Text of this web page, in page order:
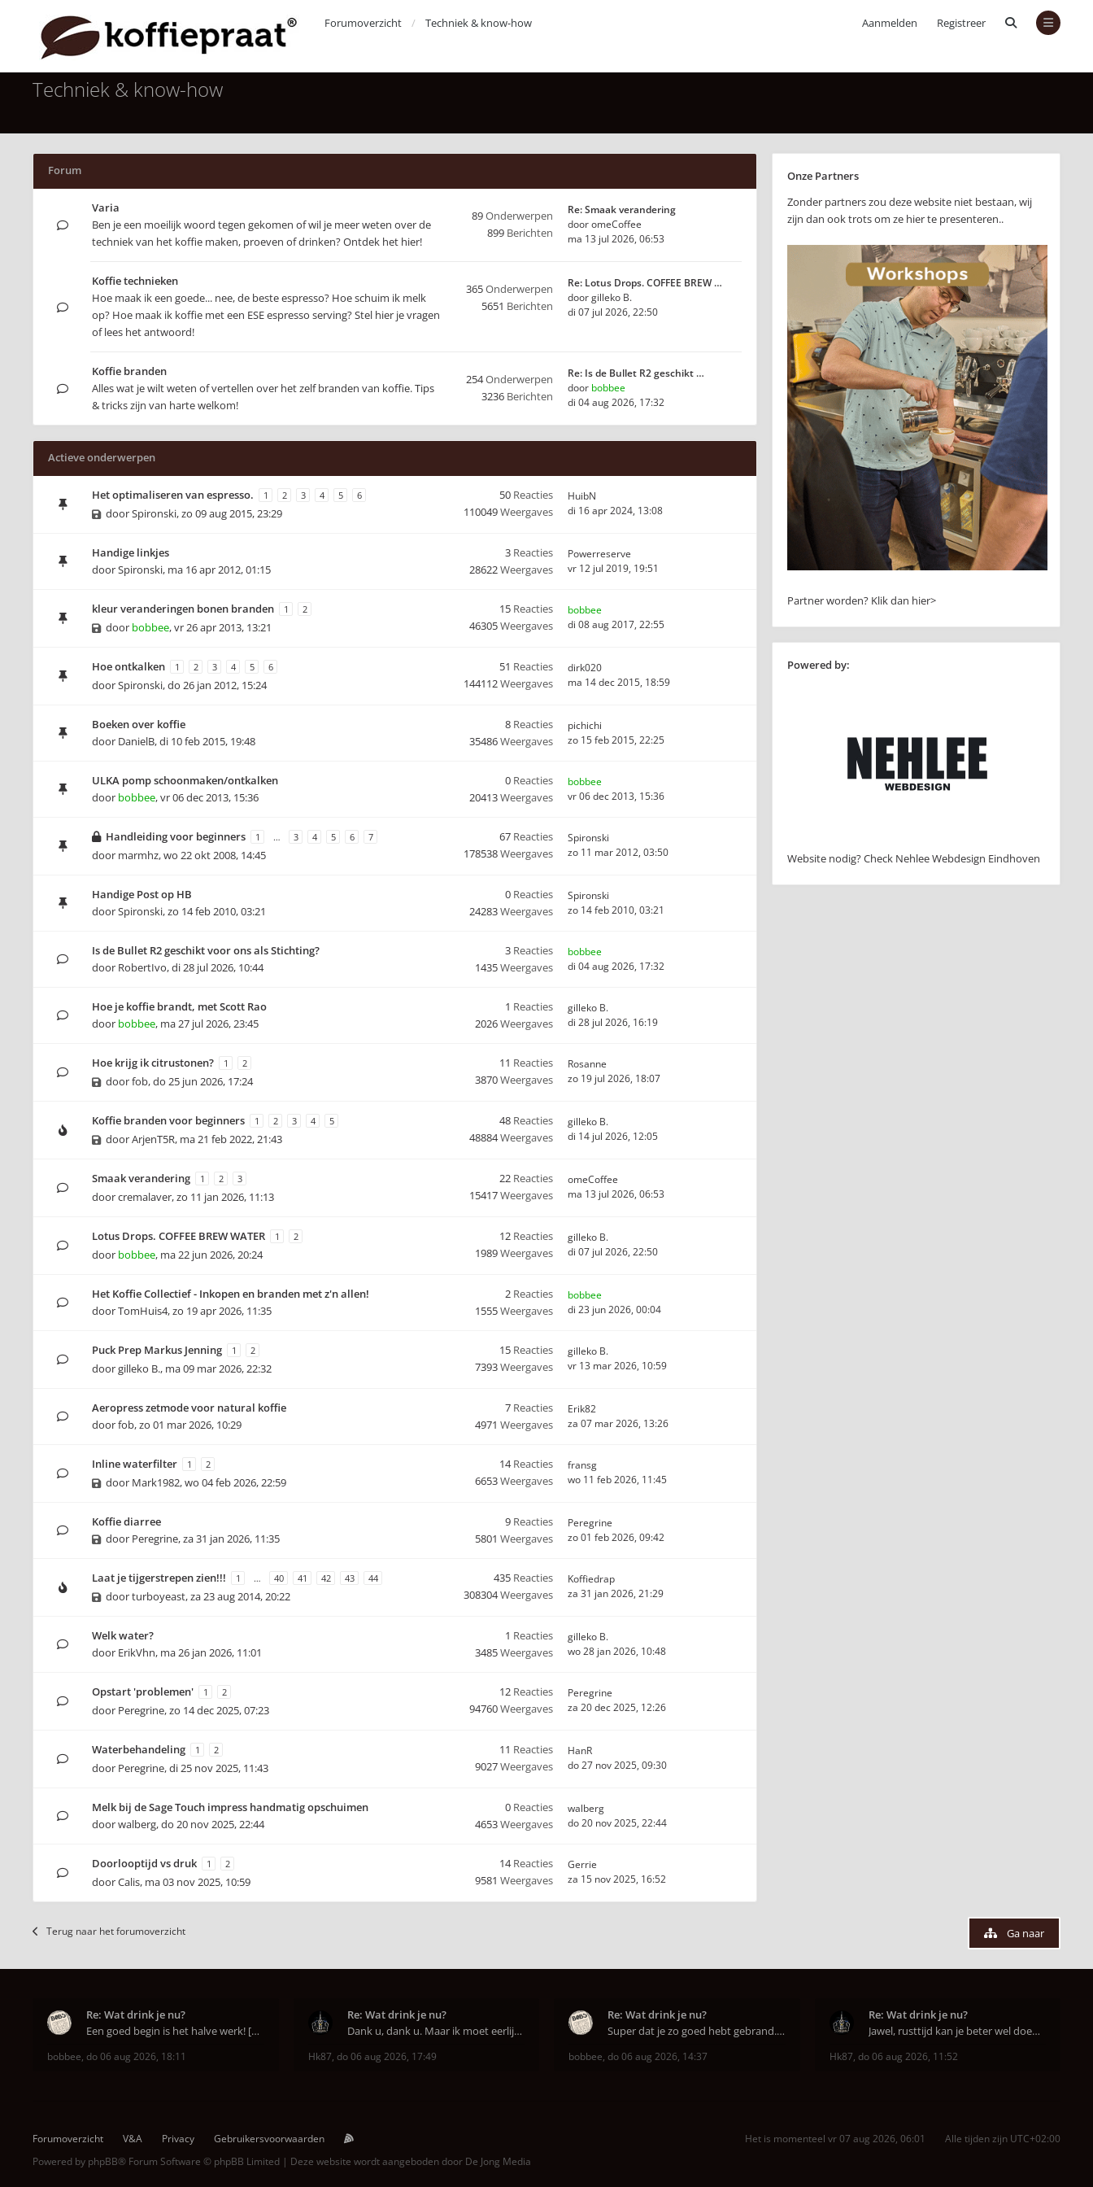
Aanmelden Registreer
Forumoverzicht Techniek & know-how
Techniek & know-how
Forum
Varia
Ben je een moeilijk woord tegen gekomen of wil je meer weten over de
techniek van het koffie maken, proeven of drinken? Ontdek het hier!
89Onderwerpen
899 Berichten
Re: Smaak verandering
dooromeCoffee
ma 13 jul 2026, 06:53
Koffie technieken
Hoe maak ik een goede... nee, de beste espresso? Hoe schuim ik melk
op? Hoe maak ik koffie met een ESE espresso serving? Stel hier je vragen
of lees het antwoord!
365Onderwerpen
5651 Berichten
Re: Lotus Drops. COFFEE BREW …
doorgilleko B.
di 07 jul 2026, 22:50
Koffie branden
Alles wat je wilt weten of vertellen over het zelf branden van koffie. Tips
& tricks zijn van harte welkom!
254Onderwerpen
3236 Berichten
Re: Is de Bullet R2 geschikt …
door bobbee
di 04 aug 2026, 17:32
Actieve onderwerpen
Het optimaliseren van espresso. 1 2 3 4 5 6
doorSpironski,zo 09 aug 2015, 23:29
50 Reacties
110049Weergaves
HuibN
di 16 apr 2024, 13:08
Handige linkjes
doorSpironski, ma 16 apr 2012, 01:15
3 Reacties
28622Weergaves
Powerreserve
vr 12 jul 2019, 19:51
kleur veranderingen bonen branden 1 2
door bobbee,vr 26 apr 2013, 13:21
15 Reacties
46305Weergaves
bobbee
di 08 aug 2017, 22:55
Hoe ontkalken 1 2 3 4 5 6
doorSpironski,do 26 jan 2012, 15:24
51 Reacties
144112Weergaves
dirk020
ma 14 dec 2015, 18:59
Boeken over koffie
door DanielB,di 10 feb 2015, 19:48
8 Reacties
35486Weergaves
pichichi
zo 15 feb 2015, 22:25
ULKA pomp schoonmaken/ontkalken
door bobbee,vr 06 dec 2013, 15:36
0 Reacties
20413Weergaves
bobbee
vr 06 dec 2013, 15:36
Handleiding voor beginners 1 … 3 4 5 6 7
door marmhz,wo 22 okt 2008, 14:45
67 Reacties
178538Weergaves
Spironski
zo 11 mar 2012, 03:50
Handige Post op HB
doorSpironski,zo 14 feb 2010, 03:21
0 Reacties
24283Weergaves
Spironski
zo 14 feb 2010, 03:21
Is de Bullet R2 geschikt voor ons als Stichting?
door RobertIvo,di 28 jul 2026, 10:44
3 Reacties
1435Weergaves
bobbee
di 04 aug 2026, 17:32
Hoe je koffie brandt, met Scott Rao
door bobbee, ma 27 jul 2026, 23:45
1 Reacties
2026Weergaves
gilleko B.
di 28 jul 2026, 16:19
Hoe krijg ik citrustonen? 1 2
doorfob,do 25 jun 2026, 17:24
11 Reacties
3870Weergaves
Rosanne
zo 19 jul 2026, 18:07
Koffie branden voor beginners 1 2 3 4 5
doorArjenT5R, ma 21 feb 2022, 21:43
48 Reacties
48884Weergaves
gilleko B.
di 14 jul 2026, 12:05
Smaak verandering 1 2 3
doorcremalaver,zo 11 jan 2026, 11:13
22 Reacties
15417Weergaves
omeCoffee
ma 13 jul 2026, 06:53
Lotus Drops. COFFEE BREW WATER 1 2
door bobbee, ma 22 jun 2026, 20:24
12 Reacties
1989Weergaves
gilleko B.
di 07 jul 2026, 22:50
Het Koffie Collectief - Inkopen en branden met z'n allen!
doorTomHuis4,zo 19 apr 2026, 11:35
2 Reacties
1555Weergaves
bobbee
di 23 jun 2026, 00:04
Puck Prep Markus Jenning 1 2
doorgilleko B., ma 09 mar 2026, 22:32
15 Reacties
7393Weergaves
gilleko B.
vr 13 mar 2026, 10:59
Aeropress zetmode voor natural koffie
doorfob,zo 01 mar 2026, 10:29
7 Reacties
4971 Weergaves
Erik82
za 07 mar 2026, 13:26
Inline waterfilter 1 2
door Mark1982,wo 04 feb 2026, 22:59
14Reacties
6653Weergaves
fransg
wo 11 feb 2026, 11:45
Koffie diarree
door Peregrine,za 31 jan 2026, 11:35
9 Reacties
5801 Weergaves
Peregrine
zo 01 feb 2026, 09:42
Laat je tijgerstrepen zien!!! 1 … 40 41 42 43 44
doorturboyeast,za 23 aug 2014, 20:22
435 Reacties
308304Weergaves
Koffiedrap
za 31 jan 2026, 21:29
Welk water?
door ErikVhn, ma 26 jan 2026, 11:01
1 Reacties
3485Weergaves
gilleko B.
wo 28 jan 2026, 10:48
Opstart 'problemen' 1 2
door Peregrine,zo 14 dec 2025, 07:23
12 Reacties
94760Weergaves
Peregrine
za 20 dec 2025, 12:26
Waterbehandeling 1 2
door Peregrine,di 25 nov 2025, 11:43
11 Reacties
9027Weergaves
HanR
do 27 nov 2025, 09:30
Melk bij de Sage Touch impress handmatig opschuimen
doorwalberg,do 20 nov 2025, 22:44
0 Reacties
4653Weergaves
walberg
do 20 nov 2025, 22:44
Doorlooptijd vs druk 1 2
doorCalis, ma 03 nov 2025, 10:59
14Reacties
9581 Weergaves
Gerrie
za 15 nov 2025, 16:52
Onze Partners
Zonder partners zou deze website niet bestaan, wij
zijn dan ook trots om ze hier te presenteren..
Partner worden? Klik dan hier>
Powered by:
Website nodig? Check Nehlee Webdesign Eindhoven
Terug naar het forumoverzicht Ga naar
Re: Wat drink je nu?
Een goed begin is het halve werk! [emoji6]
bobbee, do 06 aug 2026, 18:11
Re: Wat drink je nu?
Dank u, dank u. Maar ik moet eerlijk bekennen da
Hk87, do 06 aug 2026, 17:49
Re: Wat drink je nu?
Super dat je zo goed hebt gebrand. Gefeliciteerd!
bobbee, do 06 aug 2026, 14:37
Re: Wat drink je nu?
Jawel, rusttijd kan je beter wel doen anders smaa
Hk87, do 06 aug 2026, 11:52
Forumoverzicht V&A Privacy Gebruikersvoorwaarden Alle tijden zijn UTC+02:00
Het is momenteel vr 07 aug 2026, 06:01
Powered by phpBB® Forum Software © phpBB Limited | Deze website wordt aangeboden door De Jong Media